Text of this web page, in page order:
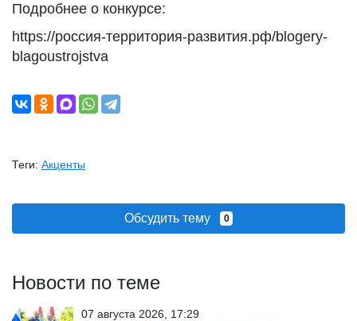
Подробнее о конкурсе:
https://россия-территория-развития.рф/blogery-
blagoustrojstva
Теги: Акценты
Обсудить тему 0
Новости по теме
07 августа 2026, 17:29